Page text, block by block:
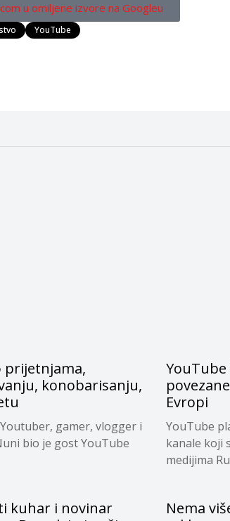
u omiljene izvore na Googleu
YouTube
prijetnjama,
konobarisanju,
gamer, vlogger i
bio je gost YouTube
Evropi
YouTube
kanale koji
medijima
kuhar i novinar
Nema